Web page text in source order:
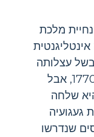
מלכת
מצא אותה אינטליגנטית
עצלותה
וקלות דעתה. מארי התחתנה במאי 1770, אבל
שלחה
שנדרשו